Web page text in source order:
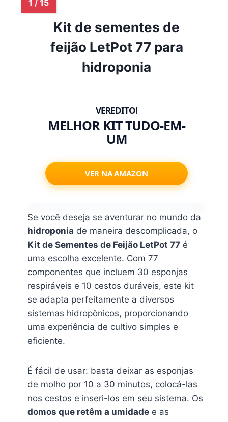
Kit de sementes de
feijão LetPot 77 para
hidroponia
MELHOR KIT TUDO-EM-
UM
VER NA AMAZON
Se você deseja se aventurar no mundo da
hidroponia de maneira descomplicada, o
Kit de Sementes de Feijão LetPot 77 é
uma escolha excelente. Com 77
componentes que incluem 30 esponjas
respiráveis e 10 cestos duráveis, este kit
se adapta perfeitamente a diversos
sistemas hidropônicos, proporcionando
uma experiência de cultivo simples e
eficiente.
É fácil de usar: basta deixar as esponjas
de molho por 10 a 30 minutos, colocá-las
nos cestos e inseri-los em seu sistema. Os
domos que retêm a umidade e as